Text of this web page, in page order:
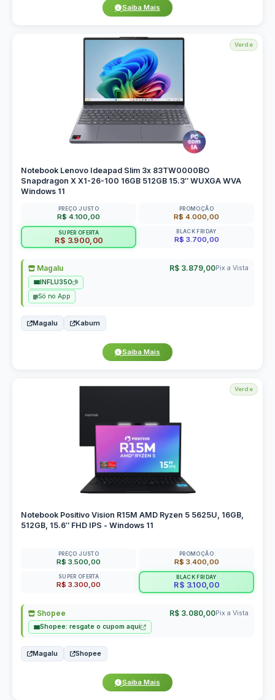
Saiba Mais
Verde
Notebook Lenovo Ideapad Slim 3x 83TW0000BO
Snapdragon X X1-26-100 16GB 512GB 15.3″ WUXGA WVA
Windows 11
PREÇO JUSTO
R$ 4.100,00
PROMOÇÃO
R$ 4.000,00
SUPER OFERTA
R$ 3.900,00
BLACK FRIDAY
R$ 3.700,00
Magalu R$ 3.879,00Pix a Vista
INFLU350
Só no App
Magalu Kabum
Saiba Mais
Verde
Notebook Positivo Vision R15M AMD Ryzen 5 5625U, 16GB,
512GB, 15.6″ FHD IPS - Windows 11
PREÇO JUSTO
R$ 3.500,00
PROMOÇÃO
R$ 3.400,00
SUPER OFERTA
R$ 3.300,00
BLACK FRIDAY
R$ 3.100,00
Shopee R$ 3.080,00Pix a Vista
Shopee: resgate o cupom aqui
Magalu Shopee
Saiba Mais